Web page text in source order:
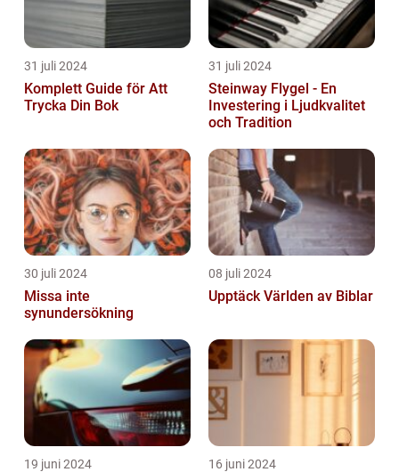
31 juli 2024
Komplett Guide för Att
Trycka Din Bok
31 juli 2024
Steinway Flygel - En
Investering i Ljudkvalitet
och Tradition
30 juli 2024
Missa inte
synundersökning
08 juli 2024
Upptäck Världen av Biblar
19 juni 2024 16 juni 2024